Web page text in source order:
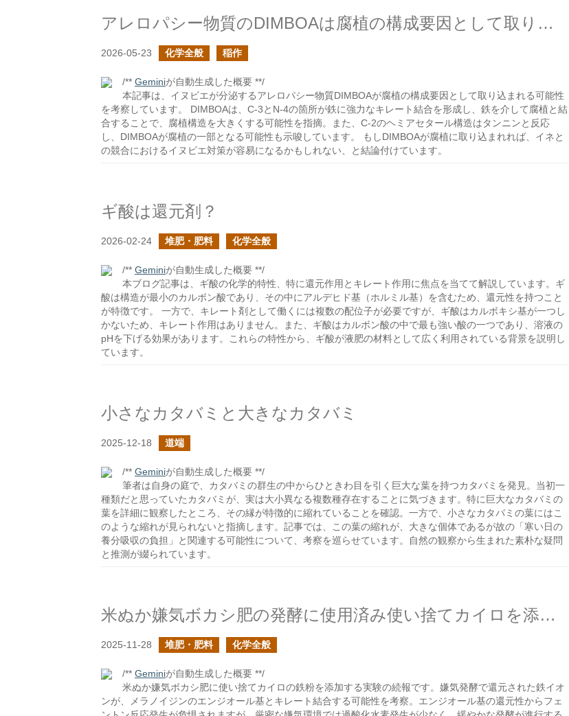
アレロパシー物質のDIMBOAは腐植の構成要因として取り込まれるか？
2026-05-23 化学全般 稲作
/** Geminiが自動生成した概要 **/
本記事は、イヌビエが分泌するアレロパシー物質DIMBOAが腐植の構成要因として取り込まれる可能性
を考察しています。 DIMBOAは、C-3とN-4の箇所が鉄に強力なキレート結合を形成し、鉄を介して腐植と結
合することで、腐植構造を大きくする可能性を指摘。また、C-2のヘミアセタール構造はタンニンと反応
し、DIMBOAが腐植の一部となる可能性も示唆しています。 もしDIMBOAが腐植に取り込まれれば、イネと
の競合におけるイヌビエ対策が容易になるかもしれない、と結論付けています。
ギ酸は還元剤？
2026-02-24 堆肥・肥料 化学全般
/** Geminiが自動生成した概要 **/
本ブログ記事は、ギ酸の化学的特性、特に還元作用とキレート作用に焦点を当てて解説しています。ギ
酸は構造が最小のカルボン酸であり、その中にアルデヒド基（ホルミル基）を含むため、還元性を持つこと
が特徴です。 一方で、キレート剤として働くには複数の配位子が必要ですが、ギ酸はカルボキシ基が一つし
かないため、キレート作用はありません。また、ギ酸はカルボン酸の中で最も強い酸の一つであり、溶液の
pHを下げる効果があります。これらの特性から、ギ酸が液肥の材料として広く利用されている背景を説明し
ています。
小さなカタバミと大きなカタバミ
2025-12-18 道端
/** Geminiが自動生成した概要 **/
筆者は自身の庭で、カタバミの群生の中からひときわ目を引く巨大な葉を持つカタバミを発見。当初一
種類だと思っていたカタバミが、実は大小異なる複数種存在することに気づきます。特に巨大なカタバミの
葉を詳細に観察したところ、その縁が特徴的に縮れていることを確認。一方で、小さなカタバミの葉にはこ
のような縮れが見られないと指摘します。記事では、この葉の縮れが、大きな個体であるが故の「寒い日の
養分吸収の負担」と関連する可能性について、考察を巡らせています。自然の観察から生まれた素朴な疑問
と推測が綴られています。
米ぬか嫌気ボカシ肥の発酵に使用済み使い捨てカイロを添加したらどうなるか？の続き
2025-11-28 堆肥・肥料 化学全般
/** Geminiが自動生成した概要 **/
米ぬか嫌気ボカシ肥に使い捨てカイロの鉄粉を添加する実験の続報です。嫌気発酵で還元された鉄イオ
ンが、メラノイジンのエンジオール基とキレート結合する可能性を考察。エンジオール基の還元性からフェ